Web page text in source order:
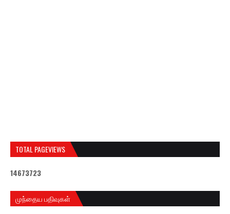
TOTAL PAGEVIEWS
14673723
முந்தைய பதிவுகள்